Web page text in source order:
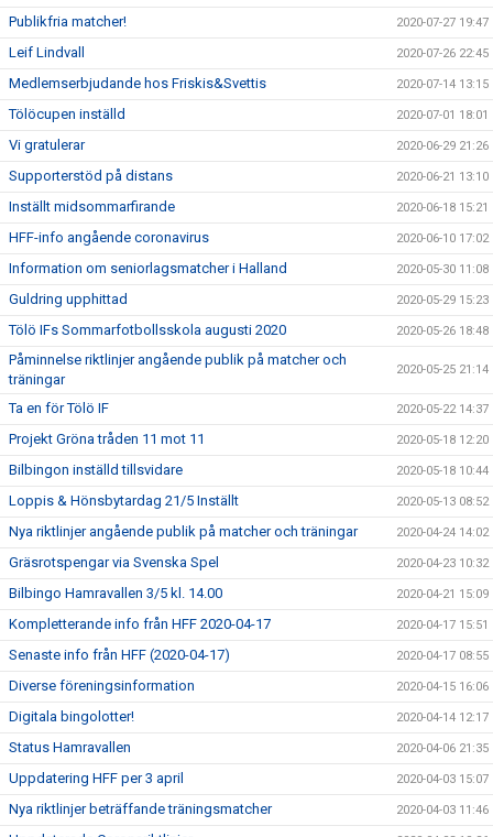
Publikfria matcher! 2020-07-27 19:47
Leif Lindvall 2020-07-26 22:45
Medlemserbjudande hos Friskis&Svettis 2020-07-14 13:15
Tölöcupen inställd 2020-07-01 18:01
Vi gratulerar 2020-06-29 21:26
Supporterstöd på distans 2020-06-21 13:10
Inställt midsommarfirande 2020-06-18 15:21
HFF-info angående coronavirus 2020-06-10 17:02
Information om seniorlagsmatcher i Halland 2020-05-30 11:08
Guldring upphittad 2020-05-29 15:23
Tölö IFs Sommarfotbollsskola augusti 2020 2020-05-26 18:48
Påminnelse riktlinjer angående publik på matcher och
träningar
2020-05-25 21:14
Ta en för Tölö IF 2020-05-22 14:37
Projekt Gröna tråden 11 mot 11 2020-05-18 12:20
Bilbingon inställd tillsvidare 2020-05-18 10:44
Loppis & Hönsbytardag 21/5 Inställt 2020-05-13 08:52
Nya riktlinjer angående publik på matcher och träningar 2020-04-24 14:02
Gräsrotspengar via Svenska Spel 2020-04-23 10:32
Bilbingo Hamravallen 3/5 kl. 14.00 2020-04-21 15:09
Kompletterande info från HFF 2020-04-17 2020-04-17 15:51
Senaste info från HFF (2020-04-17) 2020-04-17 08:55
Diverse föreningsinformation 2020-04-15 16:06
Digitala bingolotter! 2020-04-14 12:17
Status Hamravallen 2020-04-06 21:35
Uppdatering HFF per 3 april 2020-04-03 15:07
Nya riktlinjer beträffande träningsmatcher 2020-04-03 11:46